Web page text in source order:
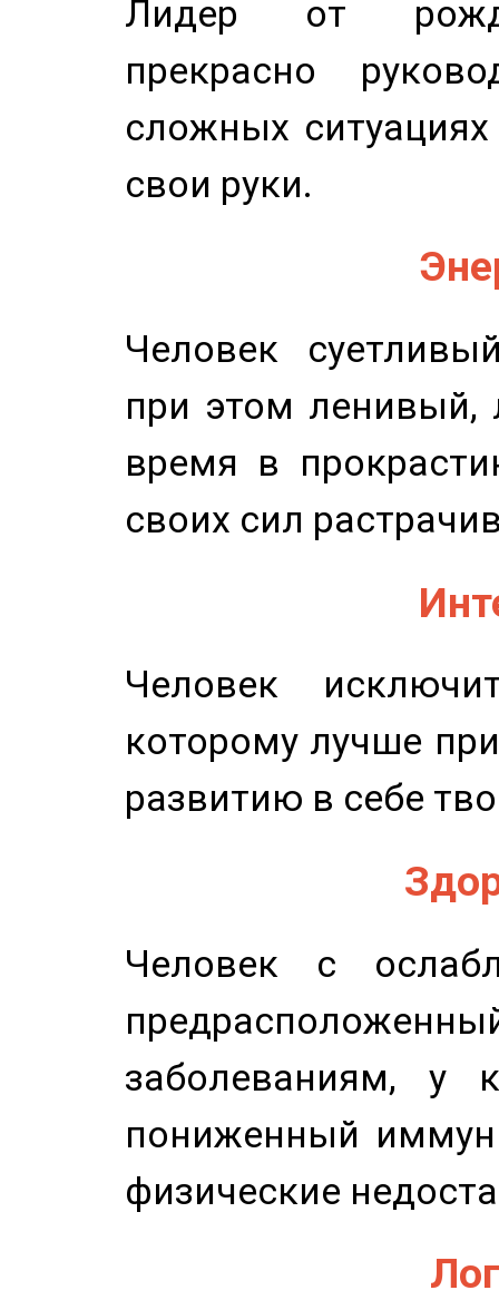
Лидер от
прекрасно
сложных
свои руки.
Человек
при этом
время в
своих сил
Человек
которому лучше
развитию в себе
Человек с
заболеваниям, у
пониженный
физические